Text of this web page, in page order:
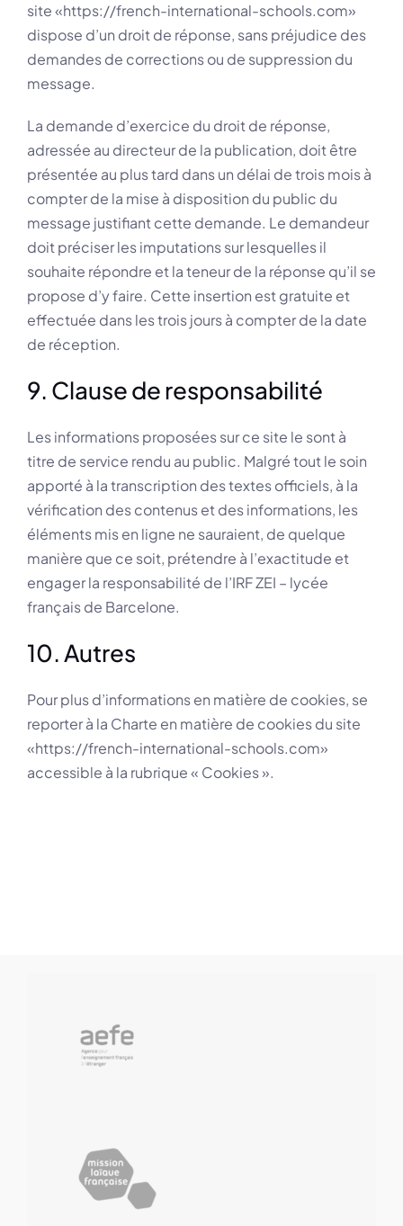
site «https://french-international-schools.com»
dispose d’un droit de réponse, sans préjudice des
demandes de corrections ou de suppression du
message.
La demande d’exercice du droit de réponse,
adressée au directeur de la publication, doit être
présentée au plus tard dans un délai de trois mois à
compter de la mise à disposition du public du
message justifiant cette demande. Le demandeur
doit préciser les imputations sur lesquelles il
souhaite répondre et la teneur de la réponse qu’il se
propose d’y faire. Cette insertion est gratuite et
effectuée dans les trois jours à compter de la date
de réception.
9. Clause de responsabilité
Les informations proposées sur ce site le sont à
titre de service rendu au public. Malgré tout le soin
apporté à la transcription des textes officiels, à la
vérification des contenus et des informations, les
éléments mis en ligne ne sauraient, de quelque
manière que ce soit, prétendre à l’exactitude et
engager la responsabilité de l’IRF ZEI – lycée
français de Barcelone.
10. Autres
Pour plus d’informations en matière de cookies, se
reporter à la Charte en matière de cookies du site
«https://french-international-schools.com»
accessible à la rubrique « Cookies ».